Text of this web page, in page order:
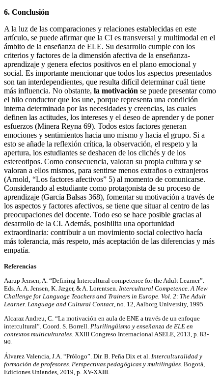
6. Conclusión
A la luz de las comparaciones y relaciones establecidas en este
artículo, se puede afirmar que la CI es transversal y multimodal en el
ámbito de la enseñanza de ELE. Su desarrollo cumple con los
criterios y factores de la dimensión afectiva de la enseñanza-
aprendizaje y genera efectos positivos en el plano emocional y
social. Es importante mencionar que todos los aspectos presentados
son tan interdependientes, que resulta difícil determinar cuál tiene
más influencia. No obstante, la motivación se puede presentar como
el hilo conductor que los une, porque representa una condición
interna determinada por las necesidades y creencias, las cuales
definen las actitudes, los intereses y el deseo de aprender y de poner
esfuerzos (Minera Reyna 69). Todos estos factores generan
emociones y sentimientos hacia uno mismo y hacia el grupo. Si a
esto se añade la reflexión crítica, la observación, el respeto y la
apertura, los estudiantes se deshacen de los clichés y de los
estereotipos. Como consecuencia, valoran su propia cultura y se
valoran a ellos mismos, para sentirse menos extraños o extranjeros
(Arnold, “Los factores afectivos” 5) al momento de comunicarse.
Considerando al estudiante como protagonista de su proceso de
aprendizaje (García Balsas 368), fomentar su motivación a través de
los aspectos y factores afectivos, se tiene que situar al centro de las
preocupaciones del docente. Todo eso se hace posible gracias al
desarrollo de la CI. Además, posibilita una oportunidad
extraordinaria: contribuir a un movimiento social colectivo hacía
más tolerancia, más respeto, más aceptación de las diferencias y más
empatía.
Referencias
Aarup Jensen, A. “Defining Intercultural competence for the Adult Learner”.
Eds. A. A. Jensen, K. Jæger, & A. Lorentsen. Intercultural Competence. A New
Challenge for Language Teachers and Trainers in Europe. Vol. 2: The Adult
Learner. Language and Cultural Contact , no. 12, Aalborg University, 1995.
Alcaraz Andreu, C. “La motivación en aula de ENE a través de un enfoque
intercultural”. Coord. S. Borrell. Plurilingüismo y enseñanza de ELE en
contextos multiculturales . XXIII Congreso Internacional ASELE, 2013, p. 83-
90.
Álvarez Valencia, J.A. “Prólogo”. Dir. B. Peña Dix et al. Interculturalidad y
formación de profesores. Perspectivas pedagógicas y multilingües . Bogotá,
Ediciones Uniandes, 2019, p. XV-XXIII.